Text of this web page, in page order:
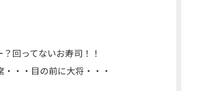
回ってないお寿司！！
・・目の前に大将・・・